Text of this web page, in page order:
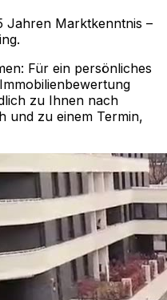
Jahren Marktkenntnis –
.
Für ein persönliches
zu Ihnen nach
und zu einem Termin,